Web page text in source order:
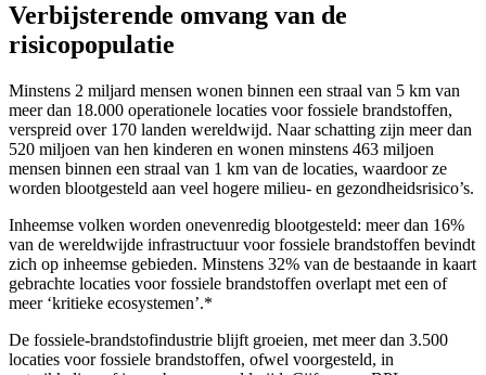
Verbijsterende omvang van de
risicopopulatie
Minstens 2 miljard mensen wonen binnen een straal van 5 km van
meer dan 18.000 operationele locaties voor fossiele brandstoffen,
verspreid over 170 landen wereldwijd. Naar schatting zijn meer dan
520 miljoen van hen kinderen en wonen minstens 463 miljoen
mensen binnen een straal van 1 km van de locaties, waardoor ze
worden blootgesteld aan veel hogere milieu- en gezondheidsrisico’s.
Inheemse volken worden onevenredig blootgesteld: meer dan 16%
van de wereldwijde infrastructuur voor fossiele brandstoffen bevindt
zich op inheemse gebieden. Minstens 32% van de bestaande in kaart
gebrachte locaties voor fossiele brandstoffen overlapt met een of
meer ‘kritieke ecosystemen’.*
De fossiele-brandstofindustrie blijft groeien, met meer dan 3.500
locaties voor fossiele brandstoffen, ofwel voorgesteld, in